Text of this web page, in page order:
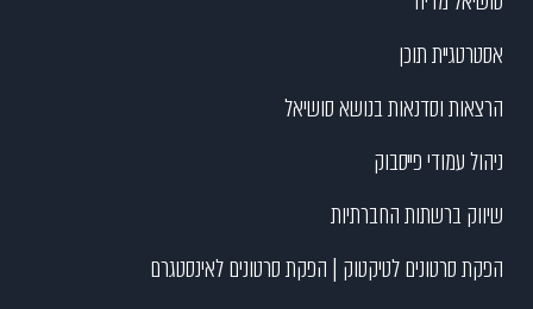
אסטרטגיית תוכן
הרצאות וסדנאות בנושא סושיאל
ניהול עמודי פייסבוק
שיווק ברשתות החברתיות
הפקת סרטונים לטיקטוק | הפקת סרטונים לאינסטגרם